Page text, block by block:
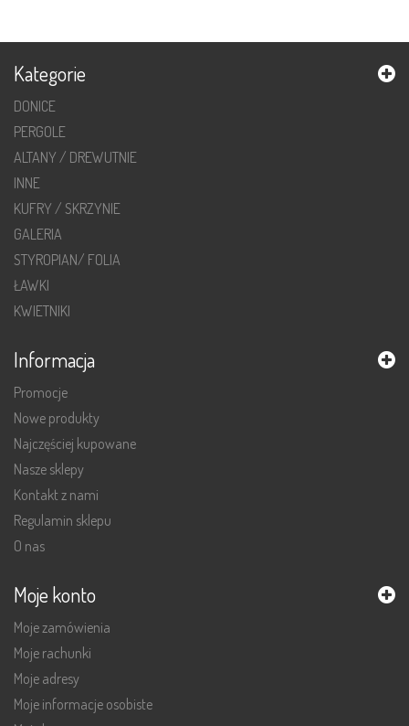
Kategorie
DONICE
PERGOLE
ALTANY / DREWUTNIE
INNE
KUFRY / SKRZYNIE
GALERIA
STYROPIAN/ FOLIA
ŁAWKI
KWIETNIKI
Informacja
Promocje
Nowe produkty
Najczęściej kupowane
Nasze sklepy
Kontakt z nami
Regulamin sklepu
O nas
Moje konto
Moje zamówienia
Moje rachunki
Moje adresy
Moje informacje osobiste